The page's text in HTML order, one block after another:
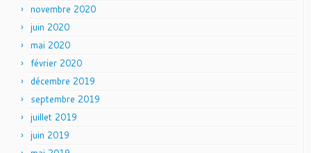
novembre 2020
juin 2020
mai 2020
février 2020
décembre 2019
septembre 2019
juillet 2019
juin 2019